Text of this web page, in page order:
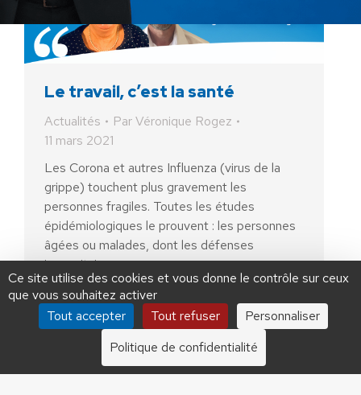
Le travail, c’est la santé
Actualités ParVéronique Rogez
11 mars 2021
Les Corona et autres Influenza (virus de la
grippe) touchent plus gravement les
personnes fragiles. Toutes les études
épidémiologiques le prouvent : les personnes
âgées ou malades, dont les défenses
immunitaires…
AIDEZ NOUS À
LIBÉRER LA FRANCE
JE FAIS UN DON À DLF
ADHÉSION 20 € 50 € 100 €
250 € 1000 €
Ce site utilise des cookies et vous donne le contrôle sur ceux
que vous souhaitez activer
Tout accepter
Tout refuser
Personnaliser
Politique de confidentialité